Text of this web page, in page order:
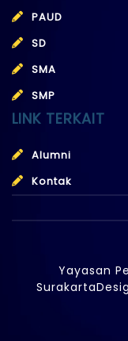
PAUD
SD
SMA
SMP
LINK TERKAIT
Alumni
Kontak
Yayasan
Surakarta